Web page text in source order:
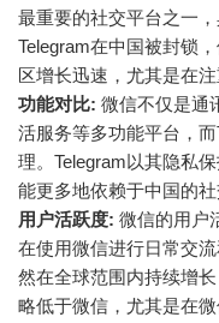
最重要的社交平台之一
Telegram在中国被封锁
区增长迅速，尤其是在
功能对比: 微信不仅是通
活服务等多功能平台，
理。Telegram以其隐私
能更多地依赖于中国的社
用户活跃度: 微信的用户
在使用微信进行日常交
然在全球范围内持续增
略低于微信，尤其是在微